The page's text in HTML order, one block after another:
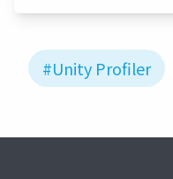
#Unity Profiler